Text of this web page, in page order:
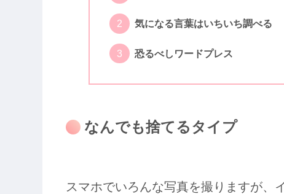
気になる言葉はいちいち調べる
恐るべしワードプレス
なんでも捨てるタイプ
スマホでいろんな写真を撮りますが、